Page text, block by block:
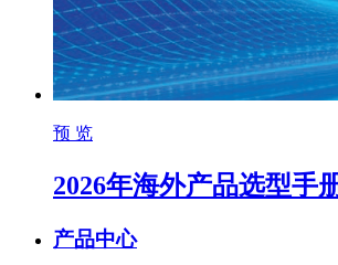
预 览
2026年海外产品选型手
产品中心